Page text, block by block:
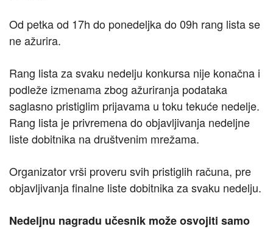
Od petka od 17h do ponedeljka do 09h rang lista se
ne ažurira.
Rang lista za svaku nedelju konkursa nije konačna i
podleže izmenama zbog ažuriranja podataka
saglasno pristiglim prijavama u toku tekuće nedelje.
Rang lista je privremena do objavljivanja nedeljne
liste dobitnika na društvenim mrežama.
Organizator vrši proveru svih pristiglih računa, pre
objavljivanja finalne liste dobitnika za svaku nedelju.
Nedeljnu nagradu učesnik može osvojiti samo